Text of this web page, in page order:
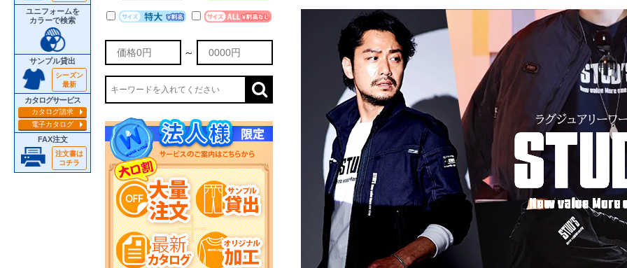
ユニフォームを
カラーで検索
サンプル貸出
シーズン
最新
カタログサービス
カタログ請求
電子カタログ
FAX注文
注文書は
コチラ
～